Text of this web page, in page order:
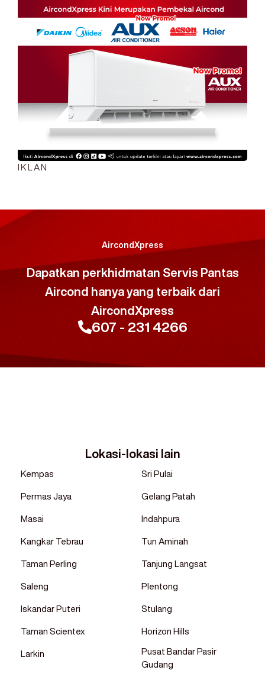
IKLAN
AircondXpress
Dapatkan perkhidmatan Servis Pantas
Aircond hanya yang terbaik dari
AircondXpress
607 - 231 4266
Lokasi-lokasi lain
Kempas Sri Pulai
Permas Jaya Gelang Patah
Masai Indahpura
Kangkar Tebrau Tun Aminah
Taman Perling Tanjung Langsat
Saleng Plentong
Iskandar Puteri Stulang
Taman Scientex Horizon Hills
Larkin
Pusat Bandar Pasir
Gudang